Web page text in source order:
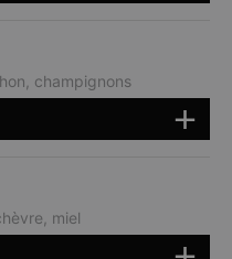
champignons
miel